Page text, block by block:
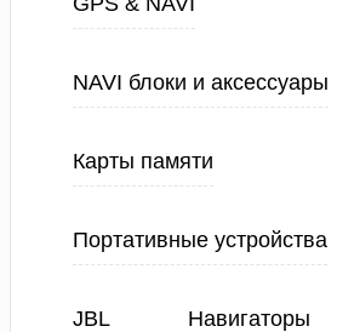
NAVI блоки и аксессуары
Карты памяти
Портативные устройства
JBL Навигаторы